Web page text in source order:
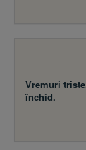
Vremuri
închid.